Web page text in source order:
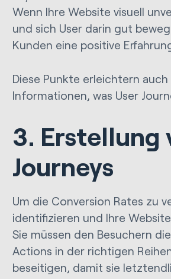
Wenn Ihre Website visuell
und sich User darin gut
Kunden eine positive
Diese Punkte erleichtern
Informationen, was User
3. Erstellung
Journeys
Um die Conversion Rates zu
identifizieren und Ihre
Sie müssen den Besuchern
Actions in der richtigen
beseitigen, damit sie